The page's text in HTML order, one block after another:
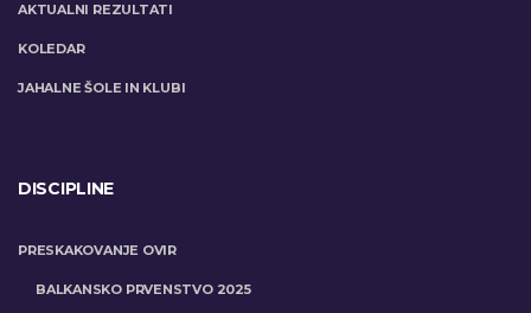
AKTUALNI REZULTATI
KOLEDAR
JAHALNE ŠOLE IN KLUBI
DISCIPLINE
PRESKAKOVANJE OVIR
BALKANSKO PRVENSTVO 2025